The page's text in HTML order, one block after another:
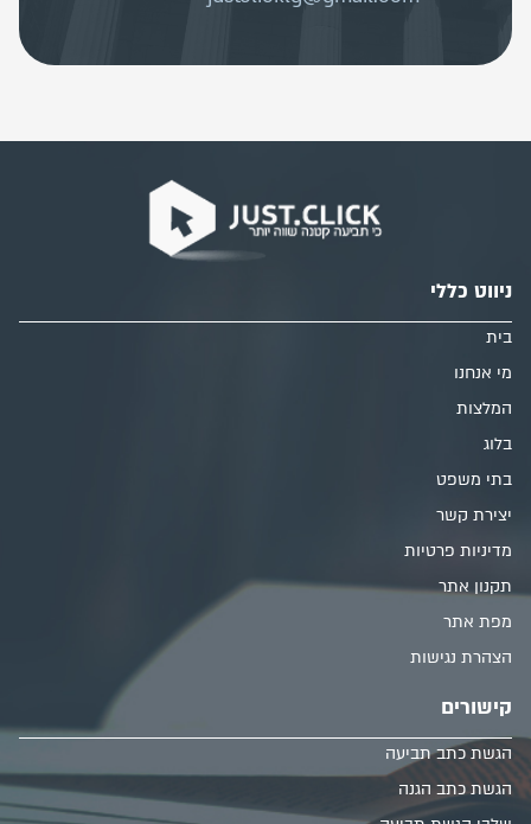
ניווט כללי
בית
מי אנחנו
המלצות
בלוג
בתי משפט
יצירת קשר
מדיניות פרטיות
תקנון אתר
מפת אתר
הצהרת נגישות
קישורים
הגשת כתב תביעה
הגשת כתב הגנה